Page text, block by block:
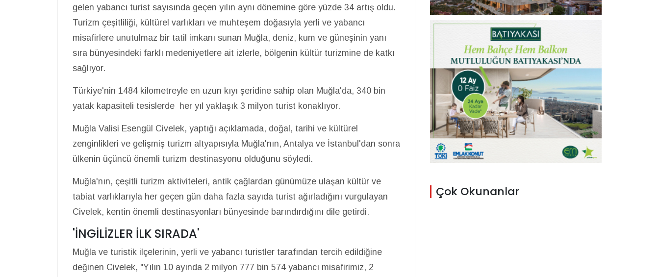
gelen yabancı turist sayısında geçen yılın aynı dönemine göre yüzde 34 artış oldu.
Turizm çeşitliliği, kültürel varlıkları ve muhteşem doğasıyla yerli ve yabancı
misafirlere unutulmaz bir tatil imkanı sunan Muğla, deniz, kum ve güneşinin yanı
sıra bünyesindeki farklı medeniyetlere ait izlerle, bölgenin kültür turizmine de katkı
sağlıyor.
Türkiye'nin 1484 kilometreyle en uzun kıyı şeridine sahip olan Muğla'da, 340 bin
yatak kapasiteli tesislerde her yıl yaklaşık 3 milyon turist konaklıyor.
Muğla Valisi Esengül Civelek, yaptığı açıklamada, doğal, tarihi ve kültürel
zenginlikleri ve gelişmiş turizm altyapısıyla Muğla'nın, Antalya ve İstanbul'dan sonra
ülkenin üçüncü önemli turizm destinasyonu olduğunu söyledi.
Muğla'nın, çeşitli turizm aktiviteleri, antik çağlardan günümüze ulaşan kültür ve
tabiat varlıklarıyla her geçen gün daha fazla sayıda turist ağırladığını vurgulayan
Civelek, kentin önemli destinasyonları bünyesinde barındırdığını dile getirdi.
'İNGİLİZLER İLK SIRADA'
Muğla ve turistik ilçelerinin, yerli ve yabancı turistler tarafından tercih edildiğine
değinen Civelek, "Yılın 10 ayında 2 milyon 777 bin 574 yabancı misafirimiz, 2
Çok Okunanlar